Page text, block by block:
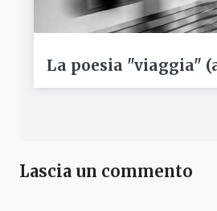
La poesia "viaggia"
Lascia un commento